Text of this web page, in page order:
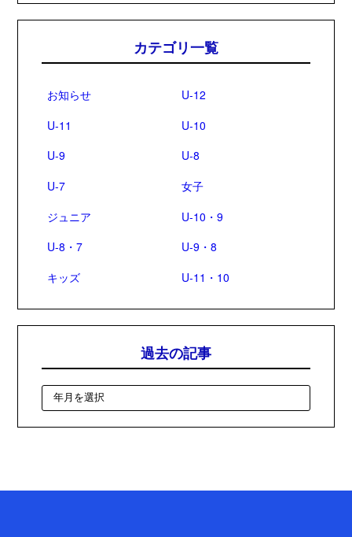
カテゴリ一覧
お知らせ
U-12
U-11
U-10
U-9
U-8
U-7
女子
ジュニア
U-10・9
U-8・7
U-9・8
キッズ
U-11・10
過去の記事